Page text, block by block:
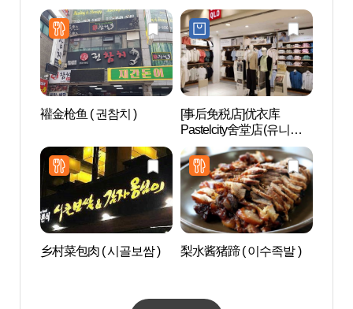
活美术馆) 서울 구 벨기에
영사관(현, 서울시립미술
관 남서울생활미술관)
점)
䙮金枪鱼 ( 권참치 )
[事后免税店]优衣库
Pastelcity舍堂店(유니클
로 파스텔시티 사당점)
乡村菜包肉 ( 시골보쌈 ) 梨水酱猪蹄 ( 이수족발 )